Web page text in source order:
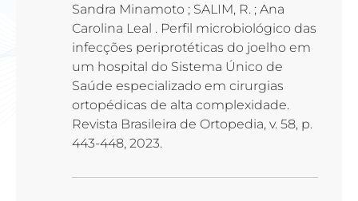
Sandra Minamoto ; SALIM, R. ; Ana
Carolina Leal . Perfil microbiológico das
infecções periprotéticas do joelho em
um hospital do Sistema Único de
Saúde especializado em cirurgias
ortopédicas de alta complexidade.
Revista Brasileira de Ortopedia, v. 58, p.
443-448, 2023.